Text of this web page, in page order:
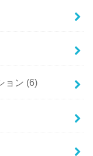
ョン (6)